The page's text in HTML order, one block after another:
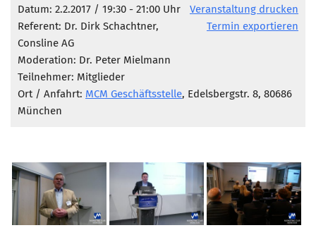
Marketing Pioniere
Arbeitsgruppen
Münchner Marketingpreis
Mentoring
MARKETING PIONIERE
Marketing Pioniere im BVMC
CLUB-KOMMUNIKATION
Veranstaltung drucken
Termin exportieren
Datum: 2.2.2017 / 19:30 - 21:00 Uhr
Referent: Dr. Dirk Schachtner,
Consline AG
Moderation: Dr. Peter Mielmann
Teilnehmer: Mitglieder
Ort / Anfahrt: MCM Geschäftsstelle, Edelsbergstr. 8, 80686
München